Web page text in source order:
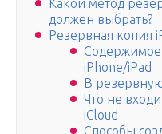
Какой метод
должен выбрать?
Резервная копия
iPhone/iPad
В
Что не
iCloud
Способы